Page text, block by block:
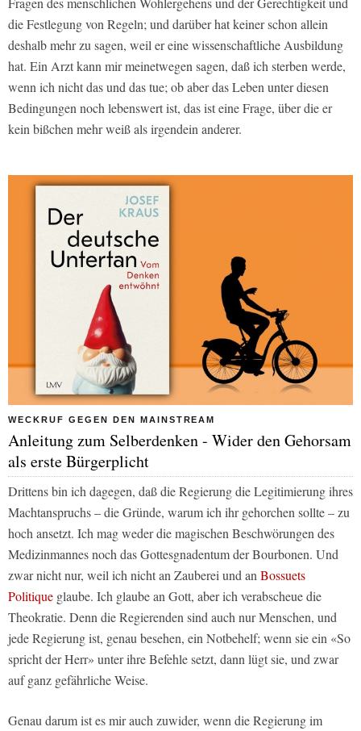
die Festlegung von Regeln; und darüber hat keiner schon allein
deshalb mehr zu sagen, weil er eine wissenschaftliche Ausbildung
hat. Ein Arzt kann mir meinetwegen sagen, daß ich sterben werde,
wenn ich nicht das und das tue; ob aber das Leben unter diesen
Bedingungen noch lebenswert ist, das ist eine Frage, über die er
kein bißchen mehr weiß als irgendein anderer.
WECKRUF GEGEN DEN MAINSTREAM
Anleitung zum Selberdenken - Wider den Gehorsam
als erste Bürgerplicht
Drittens bin ich dagegen, daß die Regierung die Legitimierung ihres
Machtanspruchs – die Gründe, warum ich ihr gehorchen sollte – zu
hoch ansetzt. Ich mag weder die magischen Beschwörungen des
Medizinmannes noch das Gottesgnadentum der Bourbonen. Und
zwar nicht nur, weil ich nicht an Zauberei und an Bossuets
Politique glaube. Ich glaube an Gott, aber ich verabscheue die
Theokratie. Denn die Regierenden sind auch nur Menschen, und
jede Regierung ist, genau besehen, ein Notbehelf; wenn sie ein «So
spricht der Herr» unter ihre Befehle setzt, dann lügt sie, und zwar
auf ganz gefährliche Weise.
Genau darum ist es mir auch zuwider, wenn die Regierung im